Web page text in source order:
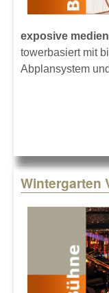
exposive
towerbasiert mit
Abplansystem
Wintergarten